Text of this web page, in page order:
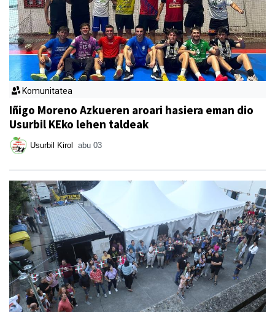
Komunitatea
Iñigo Moreno Azkueren aroari hasiera eman dio
Usurbil KEko lehen taldeak
Usurbil Kirol abu 03